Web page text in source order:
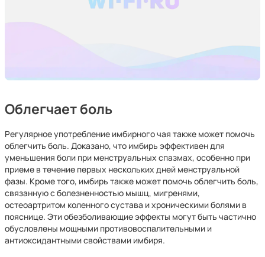
Облегчает боль
Регулярное употребление имбирного чая также может помочь
облегчить боль. Доказано, что имбирь эффективен для
уменьшения боли при менструальных спазмах, особенно при
приеме в течение первых нескольких дней менструальной
фазы. Кроме того, имбирь также может помочь облегчить боль,
связанную с болезненностью мышц, мигренями,
остеоартритом коленного сустава и хроническими болями в
пояснице. Эти обезболивающие эффекты могут быть частично
обусловлены мощными противовоспалительными и
антиоксидантными свойствами имбиря.